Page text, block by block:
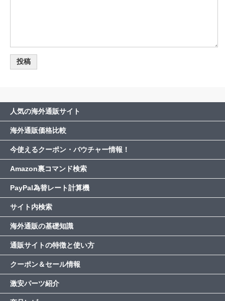
人気の海外通販サイト
海外通販価格比較
今使えるクーポン・バウチャー情報！
Amazon裏コマンド検索
PayPal為替レート計算機
サイト内検索
海外通販の基礎知識
通販サイトの特徴と使い方
クーポン＆セール情報
激安パーツ紹介